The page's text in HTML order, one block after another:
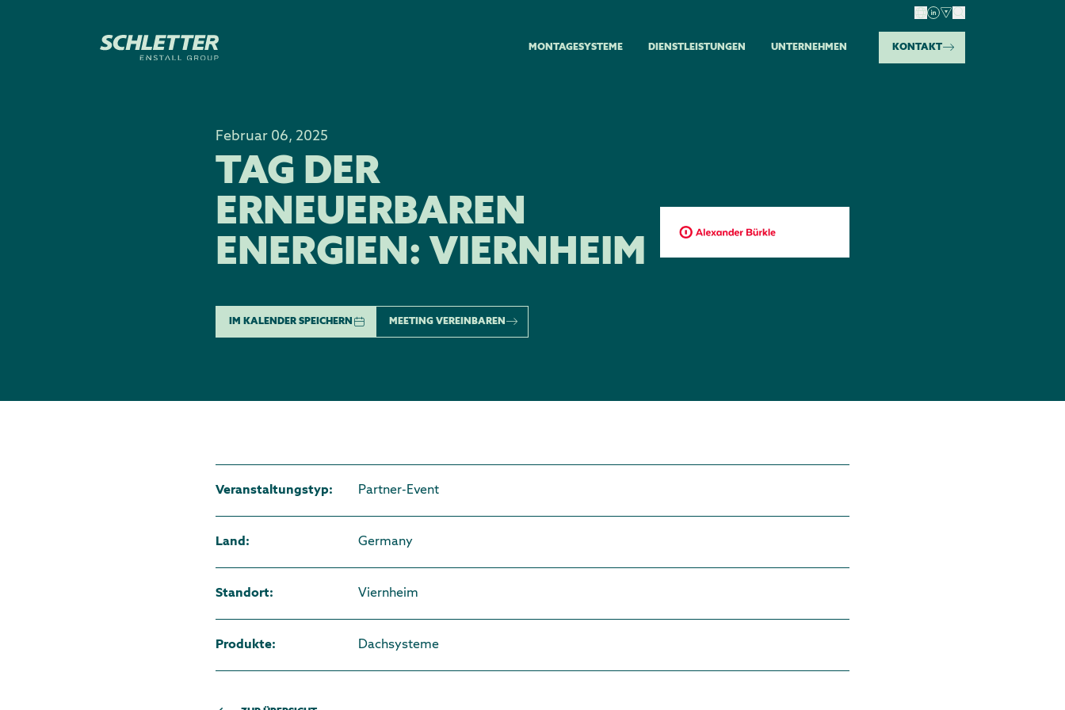
MONTAGESYSTEME DIENSTLEISTUNGEN UNTERNEHMEN KONTAKT
Februar 06, 2025
TAG DER
ERNEUERBAREN
ENERGIEN: VIERNHEIM
IM KALENDER SPEICHERN MEETING VEREINBAREN
Veranstaltungstyp: Partner-Event
Land : Germany
Standort: Viernheim
Produkte: Dachsysteme